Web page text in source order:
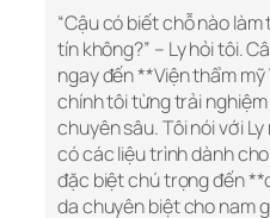
“Cậu có biết chỗ nào
tín không?” – Ly hỏi tôi.
ngay đến **Viện thẩm
chính tôi từng trải
chuyên sâu. Tôi nói với
có các liệu trình dành
đặc biệt chú trọng đến
da chuyên biệt cho nam